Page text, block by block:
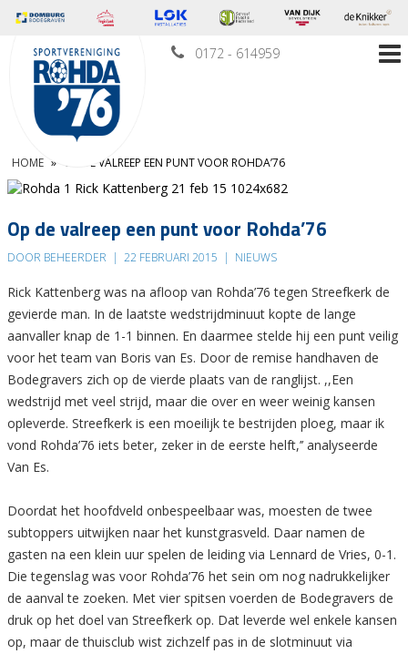
0172 - 614959
HOME » OP DE VALREEP EEN PUNT VOOR ROHDA’76
Op de valreep een punt voor Rohda’76
DOOR BEHEERDER | 22 FEBRUARI 2015 | NIEUWS
Rick Kattenberg was na afloop van Rohda’76 tegen Streefkerk de
gevierde man. In de laatste wedstrijdminuut kopte de lange
aanvaller knap de 1-1 binnen. En daarmee stelde hij een punt veilig
voor het team van Boris van Es. Door de remise handhaven de
Bodegravers zich op de vierde plaats van de ranglijst. ,,Een
wedstrijd met veel strijd, maar die over en weer weinig kansen
opleverde. Streefkerk is een moeilijk te bestrijden ploeg, maar ik
vond Rohda’76 iets beter, zeker in de eerste helft,’’ analyseerde
Van Es.
Doordat het hoofdveld onbespeelbaar was, moesten de twee
subtoppers uitwijken naar het kunstgrasveld. Daar namen de
gasten na een klein uur spelen de leiding via Lennard de Vries, 0-1.
Die tegenslag was voor Rohda’76 het sein om nog nadrukkelijker
de aanval te zoeken. Met vier spitsen voerden de Bodegravers de
druk op het doel van Streefkerk op. Dat leverde wel enkele kansen
op, maar de thuisclub wist zichzelf pas in de slotminuut via